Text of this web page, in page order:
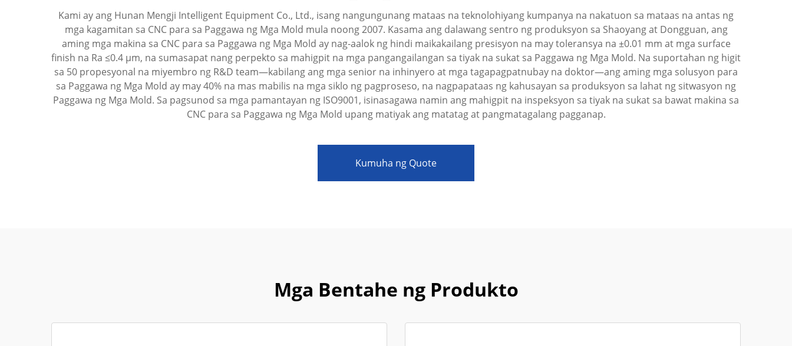
Pagsasakay Ng Enerhiya Sa
Kami ay ang Hunan Mengji Intelligent Equipment Co., Ltd., isang nangungunang mataas na teknolohiyang kumpanya na nakatuon sa mataas na antas ng
mga kagamitan sa CNC para sa Paggawa ng Mga Mold mula noong 2007. Kasama ang dalawang sentro ng produksyon sa Shaoyang at Dongguan, ang
aming mga makina sa CNC para sa Paggawa ng Mga Mold ay nag-aalok ng hindi maikakailang presisyon na may toleransya na ±0.01 mm at mga surface
finish na Ra ≤0.4 µm, na sumasapat nang perpekto sa mahigpit na mga pangangailangan sa tiyak na sukat sa Paggawa ng Mga Mold. Na suportahan ng higit
sa 50 propesyonal na miyembro ng R&D team—kabilang ang mga senior na inhinyero at mga tagapagpatnubay na doktor—ang aming mga solusyon para
sa Paggawa ng Mga Mold ay may 40% na mas mabilis na mga siklo ng pagproseso, na nagpapataas ng kahusayan sa produksyon sa lahat ng sitwasyon ng
Paggawa ng Mga Mold. Sa pagsunod sa mga pamantayan ng ISO9001, isinasagawa namin ang mahigpit na inspeksyon sa tiyak na sukat sa bawat makina sa
CNC para sa Paggawa ng Mga Mold upang matiyak ang matatag at pangmatagalang pagganap.
Kumuha ng Quote
Mga Bentahe ng Produkto